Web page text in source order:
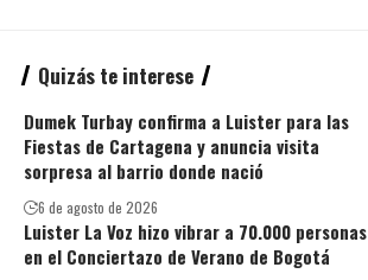
Quizás te interese
Dumek Turbay confirma a Luister para las
Fiestas de Cartagena y anuncia visita
sorpresa al barrio donde nació
6 de agosto de 2026
Luister La Voz hizo vibrar a 70.000 personas
en el Conciertazo de Verano de Bogotá